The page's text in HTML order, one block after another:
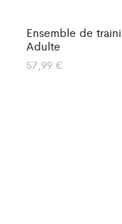
Ensemble de
Adulte
57,99 €